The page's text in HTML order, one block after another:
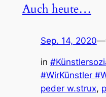
Auch heute…
Sep. 14, 2020—
in
#WirKünstler
peder w.strux,